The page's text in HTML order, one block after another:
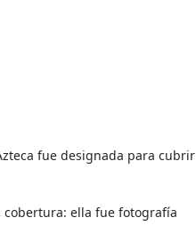
fue designada para cubrir
ella fue fotografía